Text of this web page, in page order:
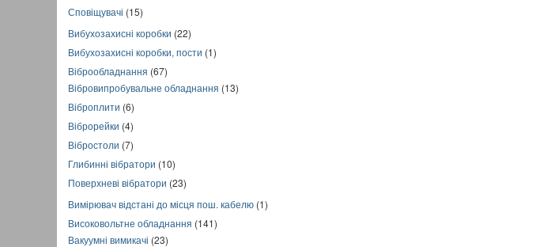
Сповіщувачі (15)
Вибухозахисні коробки (22)
Вибухозахисні коробки, пости (1)
Віброобладнання (67)
Вібровипробувальне обладнання (13)
Віброплити (6)
Віброрейки (4)
Вібростоли (7)
Глибинні вібратори (10)
Поверхневі вібратори (23)
Вимірювач відстані до місця пош. кабелю (1)
Високовольтне обладнання (141)
Вакуумні вимикачі (23)